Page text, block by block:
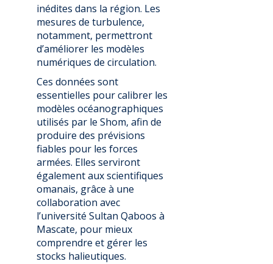
inédites dans la région. Les
mesures de turbulence,
notamment, permettront
d’améliorer les modèles
numériques de circulation.
Ces données sont
essentielles pour calibrer les
modèles océanographiques
utilisés par le Shom, afin de
produire des prévisions
fiables pour les forces
armées. Elles serviront
également aux scientifiques
omanais, grâce à une
collaboration avec
l’université Sultan Qaboos à
Mascate, pour mieux
comprendre et gérer les
stocks halieutiques.